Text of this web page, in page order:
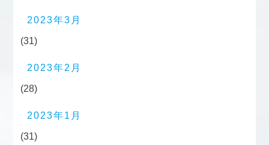
2023年3月
(31)
2023年2月
(28)
2023年1月
(31)